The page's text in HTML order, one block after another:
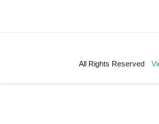
All Rights Reserved